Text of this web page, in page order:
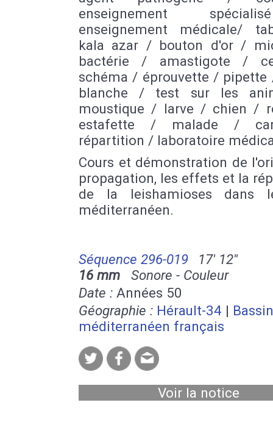
enseignement
enseignement médicale/
kala azar / bouton d'or /
bactérie / amastigote /
schéma / éprouvette / pipette
blanche / test sur les
moustique / larve / chien /
estafette / malade /
répartition / laboratoire
Cours et démonstration de
propagation, les effets et la
de la leishamioses dans
méditerranéen.
Séquence 296-019
17' 12''
16 mm Sonore - Couleur
Date : Années 50
Géographie : Hérault-34 | Bassin
méditerranéen français
Voir la notice